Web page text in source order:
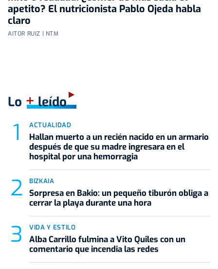
apetito? El nutricionista Pablo Ojeda habla
claro
AITOR RUIZ | NTM
Lo +leído
ACTUALIDAD
Hallan muerto a un recién nacido en un armario
después de que su madre ingresara en el
hospital por una hemorragia
BIZKAIA
Sorpresa en Bakio: un pequeño tiburón obliga a
cerrar la playa durante una hora
VIDA Y ESTILO
Alba Carrillo fulmina a Vito Quiles con un
comentario que incendia las redes